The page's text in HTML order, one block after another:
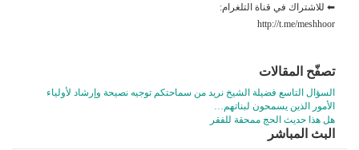
⬅ للاشتراك في قناة التلغرام:
http://t.me/meshhoor
تصفّح المقالات
السؤال التاسع فضيلة الشيخ نريد من سماحتكم توجيه نصيحة وإرشاد لأولياء
الأمور الذين يسمحون لبناتهم…
هل هذا حديث الحج ممحقة للفقر
البث المباشر